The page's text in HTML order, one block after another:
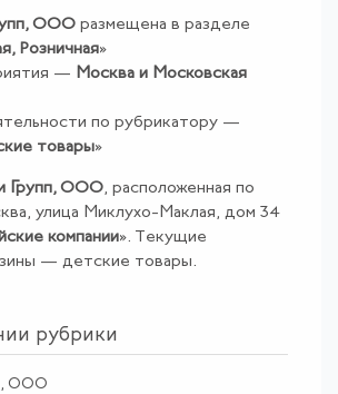
ООО размещена в разделе
, Розничная»
— Москва и Московская
по рубрикатору —
товары»
Групп, ООО, расположенная по
улица Миклухо-Маклая, дом 34
компании». Текущие
— детские товары.
рубрики
, ООО